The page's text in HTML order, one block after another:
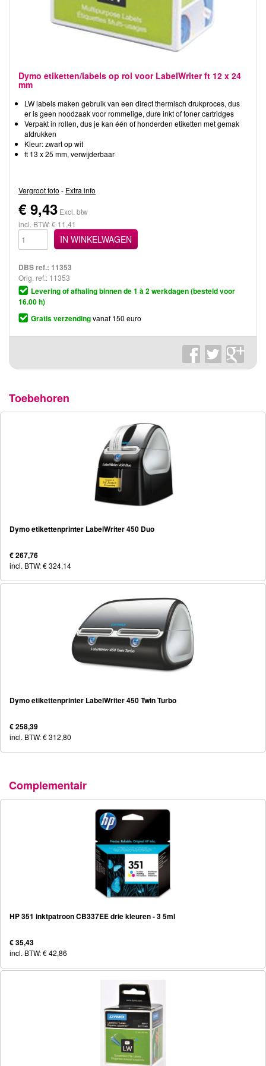
Dymo etiketten/labels op rol voor LabelWriter ft 12 x 24
mm
LW labels maken gebruik van een direct thermisch drukproces, dus
er is geen noodzaak voor rommelige, dure inkt of toner cartridges
Verpakt in rollen, dus je kan één of honderden etiketten met gemak
afdrukken
Kleur: zwart op wit
ft 13 x 25 mm, verwijderbaar
Vergroot foto - Extra info
€ 9,43 Excl. btw
incl. BTW: € 11,41
IN WINKELWAGEN
DBS ref.: 11353
Orig. ref.: 11353
Levering of afhaling binnen de 1 à 2 werkdagen (besteld voor
16.00 h)
Gratis verzendingvanaf 150 euro
Toebehoren
Dymo etikettenprinter LabelWriter 450 Duo
€ 267,76
incl. BTW: € 324,14
Dymo etikettenprinter LabelWriter 450 Twin Turbo
€ 258,39
incl. BTW: € 312,80
Complementair
HP 351 inktpatroon CB337EE drie kleuren - 3 5ml
€ 35,43
incl. BTW: € 42,86